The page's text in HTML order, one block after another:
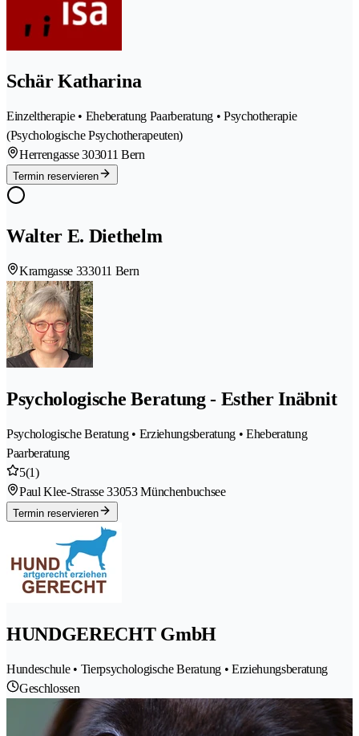
Schär Katharina
Einzeltherapie • Eheberatung Paarberatung • Psychotherapie
(Psychologische Psychotherapeuten)
Herrengasse 303011 Bern
Termin reservieren
Walter E. Diethelm
Kramgasse 333011 Bern
Psychologische Beratung - Esther Inäbnit
Psychologische Beratung • Erziehungsberatung • Eheberatung
Paarberatung
5(1)
Paul Klee-Strasse 33053 Münchenbuchsee
Termin reservieren
HUNDGERECHT GmbH
Hundeschule • Tierpsychologische Beratung • Erziehungsberatung
Geschlossen